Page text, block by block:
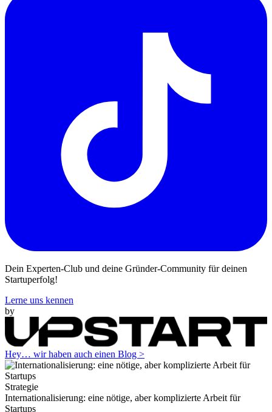
Dein Experten-Club und deine Gründer-Community für deinen
Startuperfolg!
Lerne uns kennen
by
Hey… wir haben auch einen Blog >
Strategie
Internationalisierung: eine nötige, aber komplizierte Arbeit für
Startups